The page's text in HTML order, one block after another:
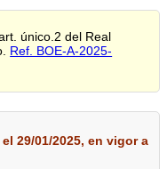
único.2 del Real
Ref. BOE-A-2025-
29/01/2025, en vigor a